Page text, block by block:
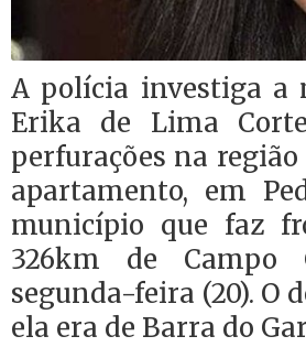
A polícia investiga a
Erika de Lima
perfurações na
apartamento, em
município que faz
326km de Campo
segunda-feira (20). O
ela era de Barra do